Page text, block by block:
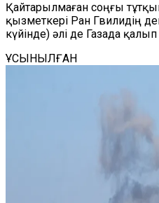
Қайтарылмаған соңғы
қызметкері Ран Гвилидің
күйінде) әлі де Газада
ҰСЫНЫЛҒАН